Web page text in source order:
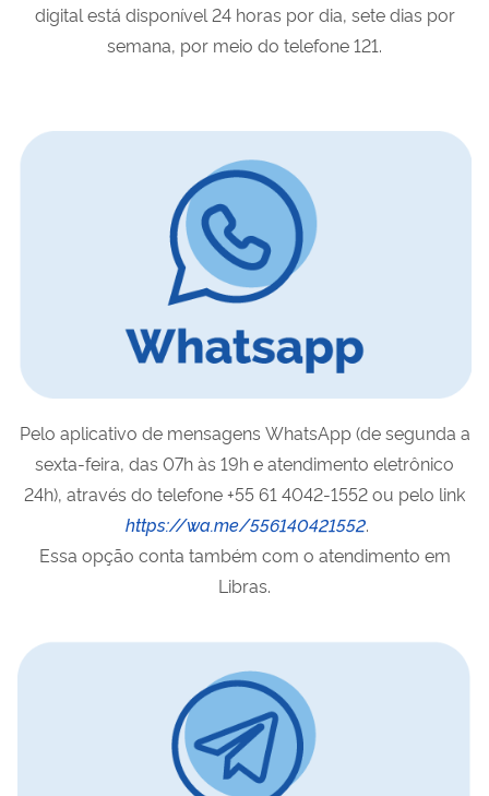
digital está disponível 24 horas por dia, sete dias por
semana, por meio do telefone 121.
Pelo aplicativo de mensagens WhatsApp(de segunda a
sexta-feira, das 07h às 19h e atendimento eletrônico
24h), através do telefone +55 61 4042-1552 ou pelo link
https://wa.me/556140421552.
Essa opção conta também com o atendimento em
Libras.